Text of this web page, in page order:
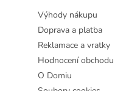
Výhody nákupu
Doprava a platba
Reklamace a vratky
Hodnocení obchodu
O Domiu